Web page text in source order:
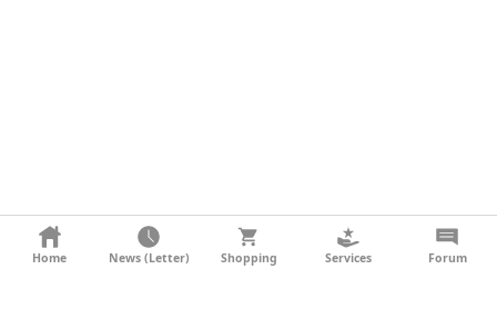
KONTAKT
Home News (Letter) Shopping Services Forum